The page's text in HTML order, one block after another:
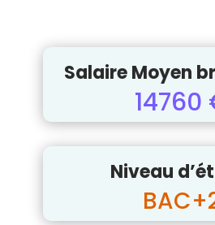
Salaire Moyen
14760
Niveau